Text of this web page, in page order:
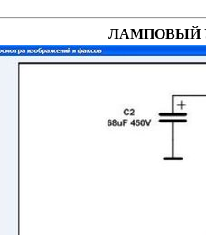
ЛАМПОВЫЙ